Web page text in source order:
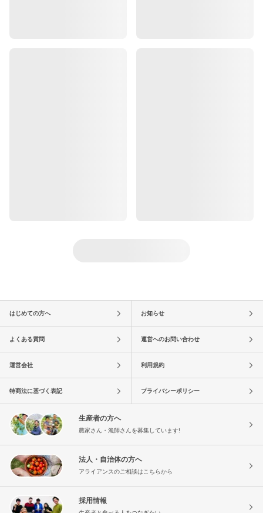
はじめての方へ お知らせ
よくある質問 運営へのお問い合わせ
運営会社 利用規約
特商法に基づく表記 プライバシーポリシー
生産者の方へ
農家さん・漁師さんを募集しています!
法人・自治体の方へ
アライアンスのご相談はこちらから
採用情報